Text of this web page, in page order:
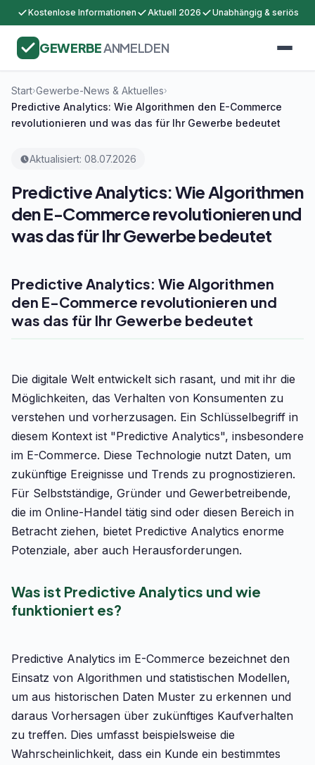
Kostenlose Informationen Aktuell 2026 Unabhängig & seriös
GEWERBEANMELDEN
Start›Gewerbe-News & Aktuelles›
Predictive Analytics: Wie Algorithmen den E-Commerce
revolutionieren und was das für Ihr Gewerbe bedeutet
Aktualisiert: 08.07.2026
Predictive Analytics: Wie Algorithmen
den E-Commerce revolutionieren und
was das für Ihr Gewerbe bedeutet
Predictive Analytics: Wie Algorithmen
den E-Commerce revolutionieren und
was das für Ihr Gewerbe bedeutet
Die digitale Welt entwickelt sich rasant, und mit ihr die
Möglichkeiten, das Verhalten von Konsumenten zu
verstehen und vorherzusagen. Ein Schlüsselbegriff in
diesem Kontext ist "Predictive Analytics", insbesondere
im E-Commerce. Diese Technologie nutzt Daten, um
zukünftige Ereignisse und Trends zu prognostizieren.
Für Selbstständige, Gründer und Gewerbetreibende,
die im Online-Handel tätig sind oder diesen Bereich in
Betracht ziehen, bietet Predictive Analytics enorme
Potenziale, aber auch Herausforderungen.
Was ist Predictive Analytics und wie
funktioniert es?
Predictive Analytics im E-Commerce bezeichnet den
Einsatz von Algorithmen und statistischen Modellen,
um aus historischen Daten Muster zu erkennen und
daraus Vorhersagen über zukünftiges Kaufverhalten
zu treffen. Dies umfasst beispielsweise die
Wahrscheinlichkeit, dass ein Kunde ein bestimmtes